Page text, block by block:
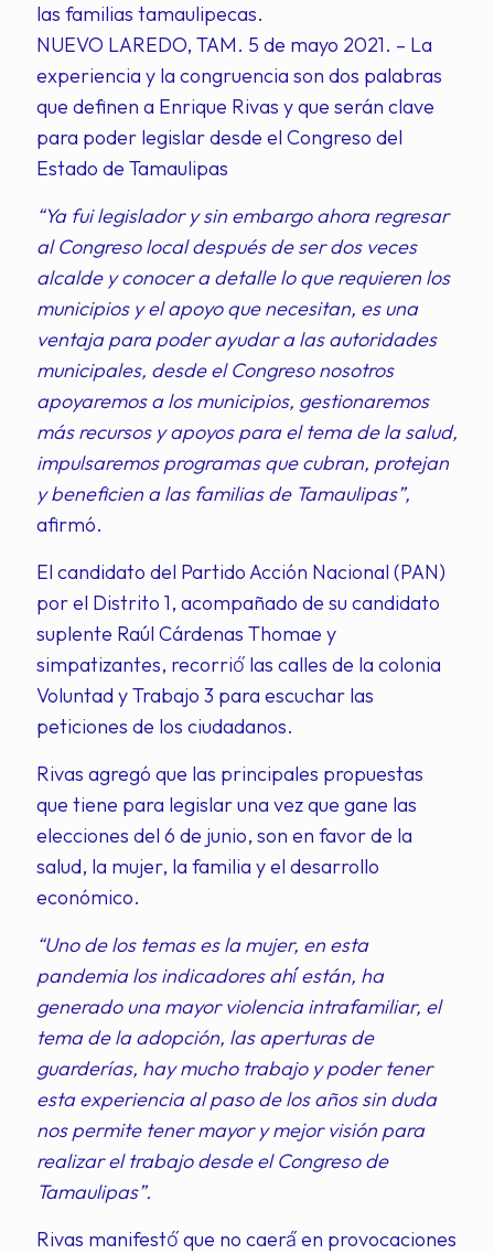
las familias tamaulipecas.
NUEVO LAREDO, TAM. 5 de mayo 2021. – La
experiencia y la congruencia son dos palabras
que definen a Enrique Rivas y que serán clave
para poder legislar desde el Congreso del
Estado de Tamaulipas
“Ya fui legislador y sin embargo ahora regresar
al Congreso local después de ser dos veces
alcalde y conocer a detalle lo que requieren los
municipios y el apoyo que necesitan, es una
ventaja para poder ayudar a las autoridades
municipales, desde el Congreso nosotros
apoyaremos a los municipios, gestionaremos
más recursos y apoyos para el tema de la salud,
impulsaremos programas que cubran, protejan
y beneficien a las familias de Tamaulipas”,
afirmó.
El candidato del Partido Acción Nacional (PAN)
por el Distrito 1, acompañado de su candidato
suplente Raúl Cárdenas Thomae y
simpatizantes, recorrió́ las calles de la colonia
Voluntad y Trabajo 3 para escuchar las
peticiones de los ciudadanos.
Rivas agregó que las principales propuestas
que tiene para legislar una vez que gane las
elecciones del 6 de junio, son en favor de la
salud, la mujer, la familia y el desarrollo
económico.
“Uno de los temas es la mujer, en esta
pandemia los indicadores ahí́ están, ha
generado una mayor violencia intrafamiliar, el
tema de la adopción, las aperturas de
guarderías, hay mucho trabajo y poder tener
esta experiencia al paso de los años sin duda
nos permite tener mayor y mejor visión para
realizar el trabajo desde el Congreso de
Tamaulipas”.
Rivas manifestó́ que no caerá́ en provocaciones